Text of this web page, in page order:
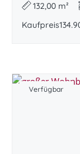
132,00 m²
Kaufpreis
Verfügbar